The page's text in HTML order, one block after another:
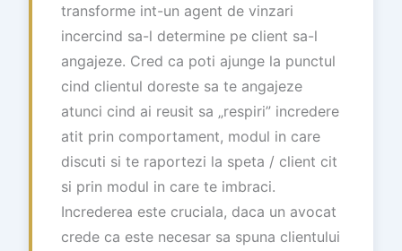
transforme int-un agent de vinzari
incercind sa-l determine pe client sa-l
angajeze. Cred ca poti ajunge la punctul
cind clientul doreste sa te angajeze
atunci cind ai reusit sa „respiri” incredere
atit prin comportament, modul in care
discuti si te raportezi la speta / client cit
si prin modul in care te imbraci.
Increderea este cruciala, daca un avocat
crede ca este necesar sa spuna clientului